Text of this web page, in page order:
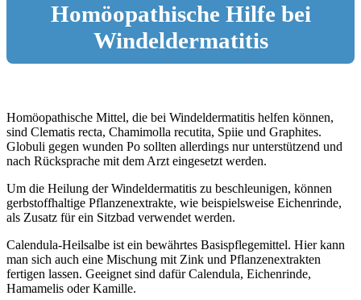
Homöopathische Hilfe bei
Windeldermatitis
Homöopathische Mittel, die bei Windeldermatitis helfen können,
sind Clematis recta, Chamimolla recutita, Spiie und Graphites.
Globuli gegen wunden Po sollten allerdings nur unterstützend und
nach Rücksprache mit dem Arzt eingesetzt werden.
Um die Heilung der Windeldermatitis zu beschleunigen, können
gerbstoffhaltige Pflanzenextrakte, wie beispielsweise Eichenrinde,
als Zusatz für ein Sitzbad verwendet werden.
Calendula-Heilsalbe ist ein bewährtes Basispflegemittel. Hier kann
man sich auch eine Mischung mit Zink und Pflanzenextrakten
fertigen lassen. Geeignet sind dafür Calendula, Eichenrinde,
Hamamelis oder Kamille.